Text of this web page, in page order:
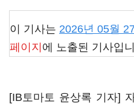
이 기사는 2026년 05월
페이지 에 노출된 기사입
[IB토마토 윤상록 기자]